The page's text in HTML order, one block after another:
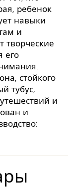
ребенок
навыки
и
творческие
его
стойкого
тубус,
и
и